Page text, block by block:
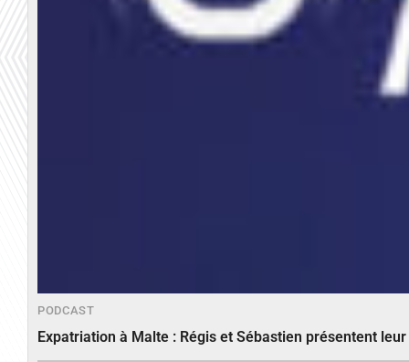
PODCAST
Expatriation à Malte : Régis et Sébastien présentent